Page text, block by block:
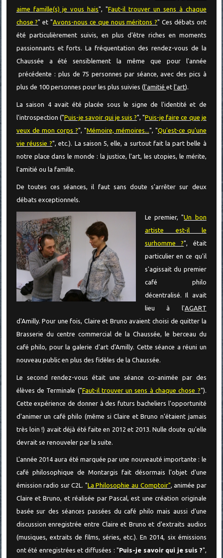
aime famille(s) je vous hais", "Faut-il trouver un sens à chaque
chose ?" et "Avons-nous ce que nous méritons ?" Ces débats ont
été particulièrement suivis, en plus d'être riches en moments
passionnants et forts. La fréquentation des rendez-vous de la
Chaussée a été sensiblement la même que pour l'année
précédente : plus de 75 personnes par séance, avec des pics à
plus de 100 personnes pour les plus suivies (l'amitié et l'art).
La saison 4 avait été placée sous le signe de l'identité et de
l'introspection ("Puis-je savoir qui je suis ?", "Puis-je faire ce que je
veux de mon corps ?", "Mémoire, mémoires...", "Qu'est-ce qu'une
vie réussie ?", etc.). La saison 5, elle, a surtout fait la part belle à
notre place dans le monde : la justice, l'art, les utopies, le mérite,
l'amitié ou la famille.
De toutes ces séances, il faut sans doute s'arrêter sur deux
débats exceptionnels.
Le premier, "Un bon
artiste est-il le
surhomme ?", était
particulier en ce qu'il
s'agissait du premier
café philo
décentralisé. Il avait
lieu à l'AGART
d'Amilly. Pour une fois, Claire et Bruno avaient choisi de quitter la
Brasserie du centre commercial de la Chaussée, le berceau du
café philo, pour la galerie d'art d'Amilly. Cette séance a réuni un
nouveau public en plus des fidèles de la Chaussée.
Le second rendez-vous était une séance co-animée par des
élèves de Terminale ("Faut-il trouver un sens à chaque chose ?").
Cette expérience de donner à des futurs bacheliers l'opportunité
d'animer un café philo (même si Claire et Bruno n'étaient jamais
très loin !) avait déjà été faite en 2012 et 2013. Nulle doute qu'elle
devrait se renouveler par la suite.
L'année 2014 aura été marquée par une nouveauté importante : le
café philosophique de Montargis fait désormais l'objet d'une
émission radio sur C2L. "La Philosophie au Comptoir", animée par
Claire et Bruno, et réalisée par Pascal, est une création originale
basée sur des séances passées du café philo mais aussi d'une
discussion enregistrée entre Claire et Bruno et d'extraits audios
(musiques, extraits de films, séries, etc.). En 2014, six émissions
ont été enregistrées et diffusées : "Puis-je savoir qui je suis ?",